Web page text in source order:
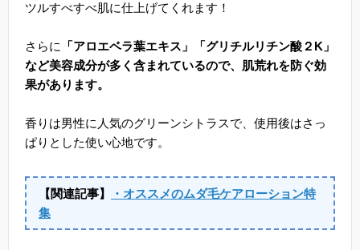
ツルすべすべ肌に仕上げてくれます！
さらに 「アロエベラ葉エキス」「グリチルリチン酸２K」
など美容成分が多く含まれているので、肌荒れを防ぐ効
果があります。
香りは男性に人気のグリーンシトラスで、使用後はさっ
ぱりとした使い心地です。
【関連記事】
・オススメのムダ毛ケアローション特
集